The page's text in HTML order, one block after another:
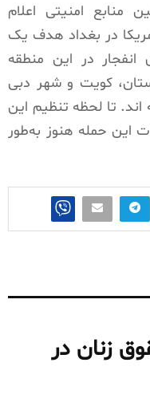
منابع امنیتی اعلام
در بغداد هدف یک
انفجار در این منطقه
کویت و شهر دبی
تا لحظه تنظیم این
این حمله هنوز به‌طور
زنان در